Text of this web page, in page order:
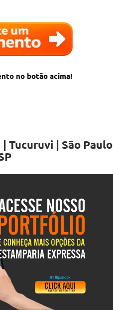
no botão acima!
Tucuruvi | São Paulo